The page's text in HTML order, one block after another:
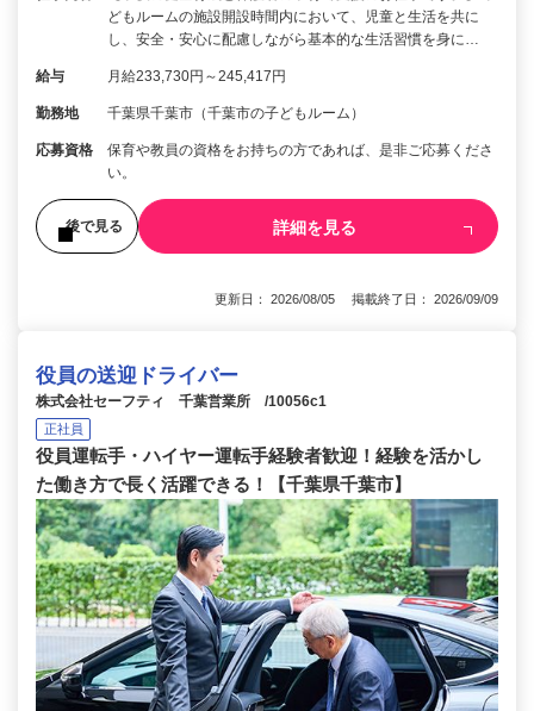
どもルームの施設開設時間内において、児童と生活を共に
し、安全・安心に配慮しながら基本的な生活習慣を身に…
給与 月給233,730円～245,417円
勤務地 千葉県千葉市（千葉市の子どもルーム）
応募資格
保育や教員の資格をお持ちの方であれば、是非ご応募くださ
い。
後で見る 詳細を見る
更新日： 2026/08/05 掲載終了日： 2026/09/09
役員の送迎ドライバー
株式会社セーフティ 千葉営業所 /10056c1
正社員
役員運転手・ハイヤー運転手経験者歓迎！経験を活かし
た働き方で長く活躍できる！【千葉県千葉市】